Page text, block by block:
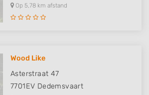
Op 5,78 km afstand
Wood Like
Asterstraat 47
7701EV Dedemsvaart